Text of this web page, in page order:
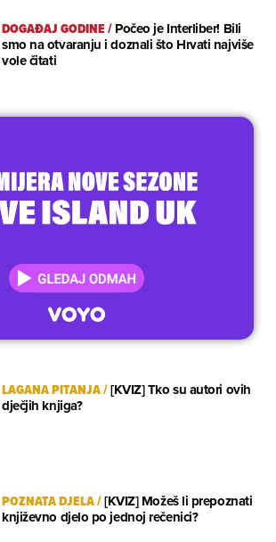
DOGAĐAJ GODINE/Počeo je Interliber! Bili
smo na otvaranju i doznali što Hrvati najviše
vole čitati
LAGANA PITANJA/[KVIZ] Tko su autori ovih
dječjih knjiga?
POZNATA DJELA/[KVIZ] Možeš li prepoznati
književno djelo po jednoj rečenici?